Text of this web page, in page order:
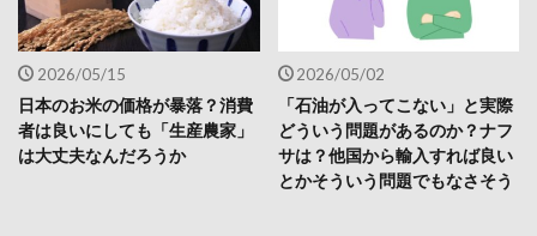
2026/05/15
日本のお米の価格が暴落？消費
者は良いにしても「生産農家」
は大丈夫なんだろうか
2026/05/02
「石油が入ってこない」と実際
どういう問題があるのか？ナフ
サは？他国から輸入すれば良い
とかそういう問題でもなさそう